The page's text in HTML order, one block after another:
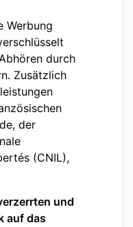
Werbung
durch
Zusätzlich
der
(CNIL),
und
auf das